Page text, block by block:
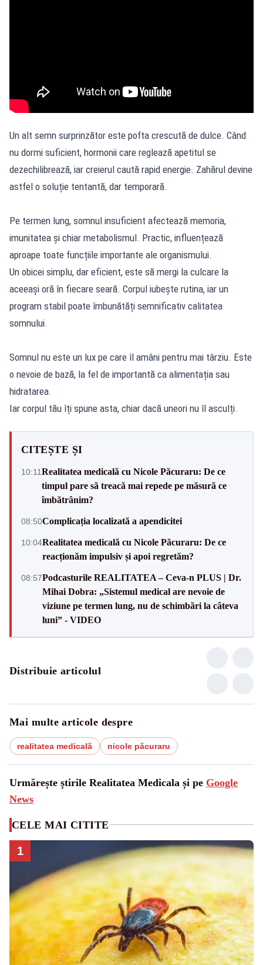
Un alt semn surprinzător este pofta crescută de dulce. Când
nu dormi suficient, hormonii care reglează apetitul se
dezechilibrează, iar creierul caută rapid energie. Zahărul devine
astfel o soluție tentantă, dar temporară.
Pe termen lung, somnul insuficient afectează memoria,
imunitatea și chiar metabolismul. Practic, influențează
aproape toate funcțiile importante ale organismului.
Un obicei simplu, dar eficient, este să mergi la culcare la
aceeași oră în fiecare seară. Corpul iubește rutina, iar un
program stabil poate îmbunătăți semnificativ calitatea
somnului.
Somnul nu este un lux pe care îl amâni pentru mai târziu. Este
o nevoie de bază, la fel de importantă ca alimentația sau
hidratarea.
Iar corpul tău îți spune asta, chiar dacă uneori nu îl asculți.
CITEȘTE ȘI
10:11Realitatea medicală cu Nicole Păcuraru: De ce
timpul pare să treacă mai repede pe măsură ce
îmbătrânim?
08:50Complicația localizată a apendicitei
10:04Realitatea medicală cu Nicole Păcuraru: De ce
reacționăm impulsiv și apoi regretăm?
08:57Podcasturile REALITATEA – Ceva-n PLUS | Dr.
Mihai Dobra: „Sistemul medical are nevoie de
viziune pe termen lung, nu de schimbări la câteva
luni” - VIDEO
Distribuie articolul
Mai multe articole despre
realitatea medicală nicole păcuraru
Urmărește știrile Realitatea Medicala și pe Google
News
CELE MAI CITITE
1